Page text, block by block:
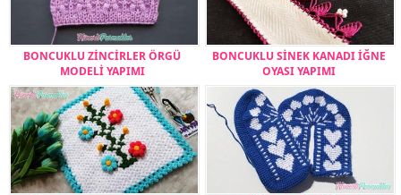
BONCUKLU ZİNCİRLER ÖRGÜ
MODELİ YAPIMI
BONCUKLU SİNEK KANADI İĞNE
OYASI YAPIMI